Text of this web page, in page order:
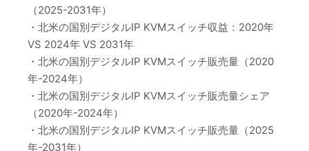
（2025-2031年）
・北米の国別デジタルIP KVMスイッチ収益：2020年
VS 2024年 VS 2031年
・北米の国別デジタルIP KVMスイッチ販売量（2020
年-2024年）
・北米の国別デジタルIP KVMスイッチ販売量シェア
（2020年-2024年）
・北米の国別デジタルIP KVMスイッチ販売量（2025
年-2031年）